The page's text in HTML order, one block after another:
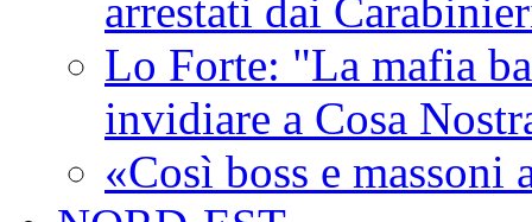
arrestati dai
Lo Forte: "La mafia
invidiare a Cosa
«Così boss e massoni